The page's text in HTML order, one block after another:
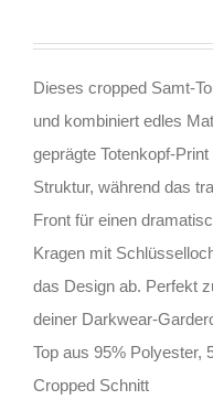
Dieses cropped Samt-
und kombiniert edles
geprägte Totenkopf-
Struktur, während das
Front für einen
Kragen mit
das Design ab. Perfekt
deiner Darkwear-
Top aus 95% Polyester,
Cropped Schnitt